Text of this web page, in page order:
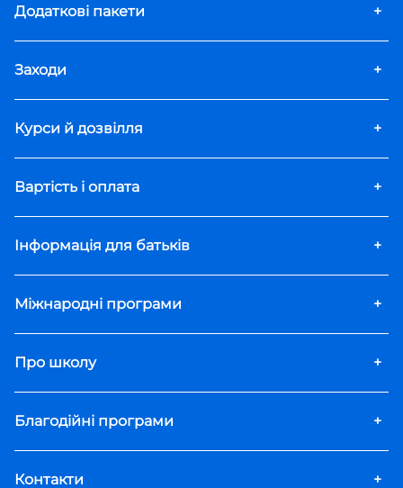
Додаткові пакети +
Заходи +
Курси й дозвілля +
Вартість і оплата +
Інформація для батьків +
Міжнародні програми +
Про школу +
Благодійні програми +
Контакти +